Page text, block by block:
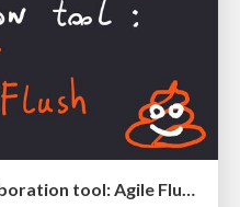
Creating an realtime collaboration tool: Agile Flush - .NET Oxford